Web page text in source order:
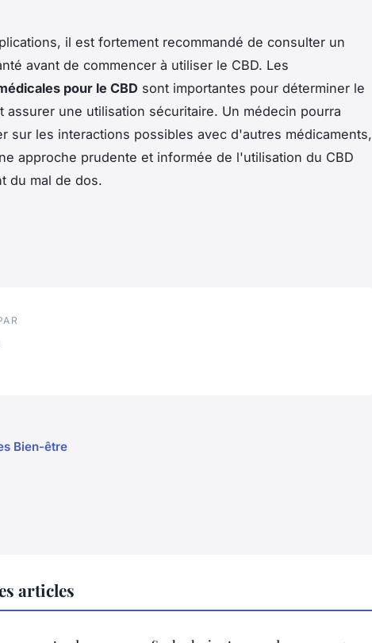
il est fortement recommandé de consulter un
avant de commencer à utiliser le CBD. Les
pour le CBD sont importantes pour déterminer le
assurer une utilisation sécuritaire. Un médecin pourra
sur les interactions possibles avec d'autres médicaments,
approche prudente et informée de l'utilisation du CBD
du mal de dos.
Bien-être
articles